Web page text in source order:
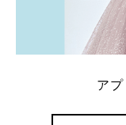
ア